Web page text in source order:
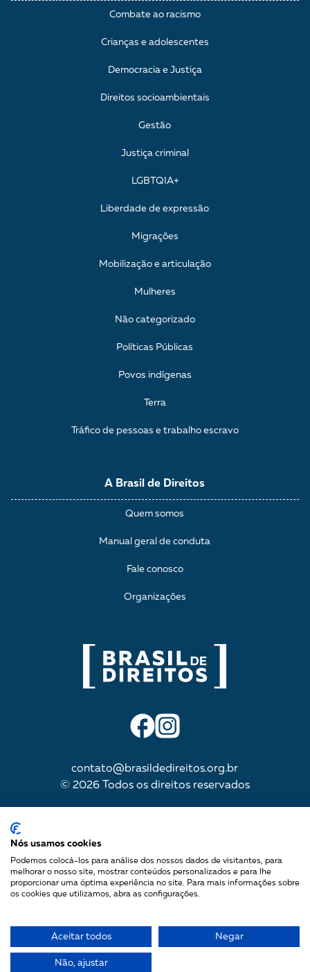
contato@brasildedireitos.org.br
© 2026 Todos os direitos reservados
A Brasil de Direitos
Quem somos
Manual geral de conduta
Fale conosco
Organizações
Combate ao racismo
Crianças e adolescentes
Democracia e Justiça
Direitos socioambientais
Gestão
Justiça criminal
LGBTQIA+
Liberdade de expressão
Migrações
Mobilização e articulação
Mulheres
Não categorizado
Políticas Públicas
Povos indígenas
Terra
Tráfico de pessoas e trabalho escravo
Mapa do site
Termos de uso
Nós usamos cookies
Podemos colocá-los para análise dos nossos dados de visitantes, para
melhorar o nosso site, mostrar conteúdos personalizados e para lhe
proporcionar uma óptima experiência no site. Para mais informações sobre
os cookies que utilizamos, abra as configurações.
Aceitar todos Negar
Não, ajustar